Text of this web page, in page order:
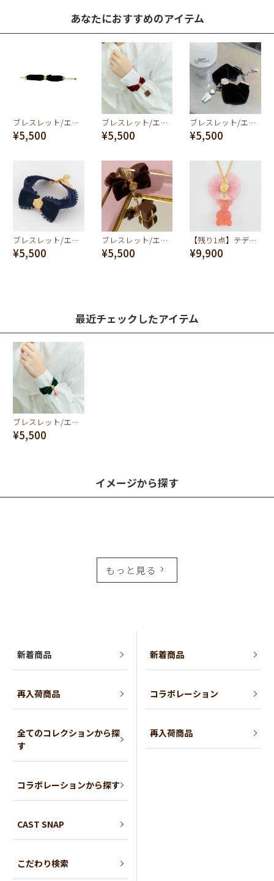
あなたにおすすめのアイテム
ブレスレット/エラベルシアワセ ベルベットリボン(ブラック)
¥5,500
ブレスレット/エラベルシアワセ ベルベットリボン(レッド)
¥5,500
ブレスレット/エラベルシアワセ ベルベットリボン(ブラック×シルバー)
¥5,500
ブレスレット/エラベルシアワセ ベルベットリボン(ネイビー)
¥5,500
ブレスレット/エラベルシアワセ ベルベットリボン(ブラウン)
¥5,500
【残り1点】テディベアグミ ネックレス(ストロベリー)
¥9,900
最近チェックしたアイテム
ブレスレット/エラベルシアワセ ベルベットリボン(グリーン)
¥5,500
イメージから探す
もっと見る
新着商品
再入荷商品
全てのコレクションから探
す
コラボレーションから探す
CAST SNAP
こだわり検索
新着商品
コラボレーション
再入荷商品